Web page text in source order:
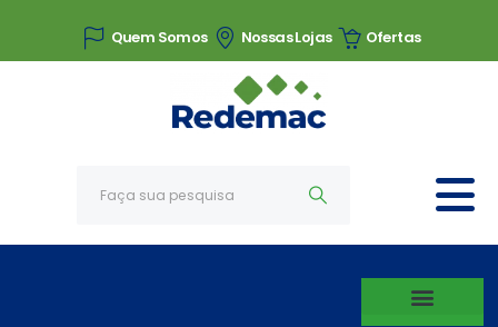
Quem Somos Nossas Lojas Ofertas